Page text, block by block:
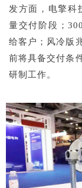
发方面，电擎科
量交付阶段；
给客户；风冷版
前将具备交付条
研制工作。